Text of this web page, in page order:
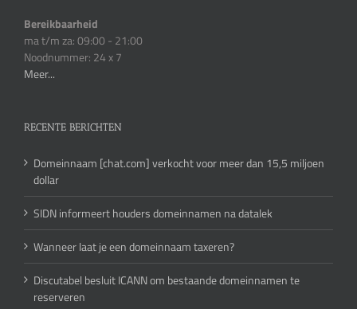
Bereikbaarheid
ma t/m za: 09:00 - 21:00
Noodnummer: 24 x 7
Meer...
RECENTE BERICHTEN
Domeinnaam [chat.com] verkocht voor meer dan 15,5 miljoen
dollar
SIDN informeert houders domeinnamen na datalek
Wanneer laat je een domeinnaam taxeren?
Discutabel besluit ICANN om bestaande domeinnamen te
reserveren